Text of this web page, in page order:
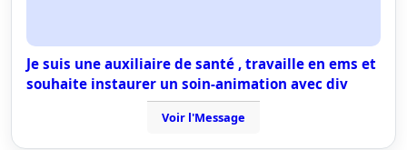
Je suis une auxiliaire de santé , travaille en ems et
souhaite instaurer un soin-animation avec div
Voir l'Message